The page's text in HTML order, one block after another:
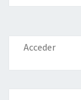
o
o
k
Acceder